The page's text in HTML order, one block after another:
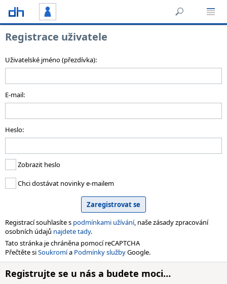
Registrace uživatele
Uživatelské jméno (přezdívka):
E-mail:
Heslo:
Zobrazit heslo
Chci dostávat novinky e-mailem
Registrací souhlasíte s podmínkami užívání, naše zásady zpracování
osobních údajů najdete tady.
Tato stránka je chráněna pomocí reCAPTCHA
Přečtěte siSoukromía Podmínky službyGoogle.
Registrujte se u nás a budete moci…